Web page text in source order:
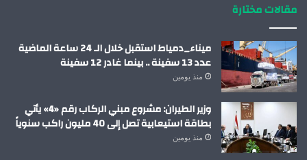
مقالات مختارة
ميناء_دمياط استقبل خلال الـ 24 ساعة الماضية
عدد 13 سفينة .. بينما غادر 12 سفينة
منذ يومين
وزير الطيران: مشروع مبني الركاب رقم «4» يأتي
بطاقة استيعابية تصل إلى 40 مليون راكب سنوياً
منذ يومين